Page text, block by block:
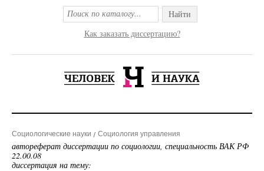
Найти
Как заказать диссертацию?
Социологические науки Социология управления
автореферат диссертации по социологии, специальность ВАК РФ
22.00.08
диссертация на тему: